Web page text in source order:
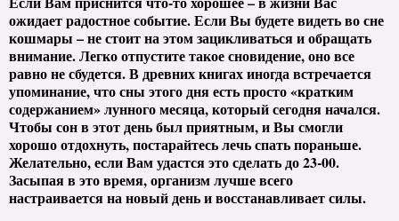
ожидает радостное событие. Если Вы будете видеть во сне
кошмары – не стоит на этом зацикливаться и обращать
внимание. Легко отпустите такое сновидение, оно все
равно не сбудется. В древних книгах иногда встречается
упоминание, что сны этого дня есть просто «кратким
содержанием» лунного месяца, который сегодня начался.
Чтобы сон в этот день был приятным, и Вы смогли
хорошо отдохнуть, постарайтесь лечь спать пораньше.
Желательно, если Вам удастся это сделать до 23-00.
Засыпая в это время, организм лучше всего
настраивается на новый день и восстанавливает силы.